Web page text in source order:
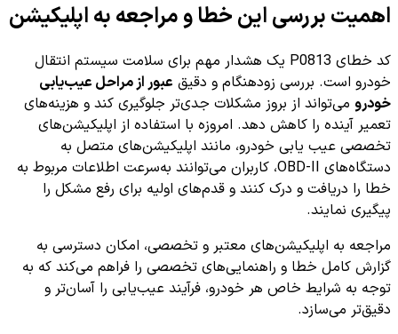
اهمیت بررسی این خطا و مراجعه به اپلیکیشن
کد خطای P0813 یک هشدار مهم برای سلامت سیستم انتقال
خودرو است. بررسی زودهنگام و دقیق عبور از مراحل عیب‌یابی
خودرو می‌تواند از بروز مشکلات جدی‌تر جلوگیری کند و هزینه‌های
تعمیر آینده را کاهش دهد. امروزه با استفاده از اپلیکیشن‌های
تخصصی عیب یابی خودرو، مانند اپلیکیشن‌های متصل به
دستگاه‌های OBD-II، کاربران می‌توانند به‌سرعت اطلاعات مربوط به
خطا را دریافت و درک کنند و قدم‌های اولیه برای رفع مشکل را
پیگیری نمایند.
مراجعه به اپلیکیشن‌های معتبر و تخصصی، امکان دسترسی به
گزارش کامل خطا و راهنمایی‌های تخصصی را فراهم می‌کند که به
توجه به شرایط خاص هر خودرو، فرآیند عیب‌یابی را آسان‌تر و
دقیق‌تر می‌سازد.